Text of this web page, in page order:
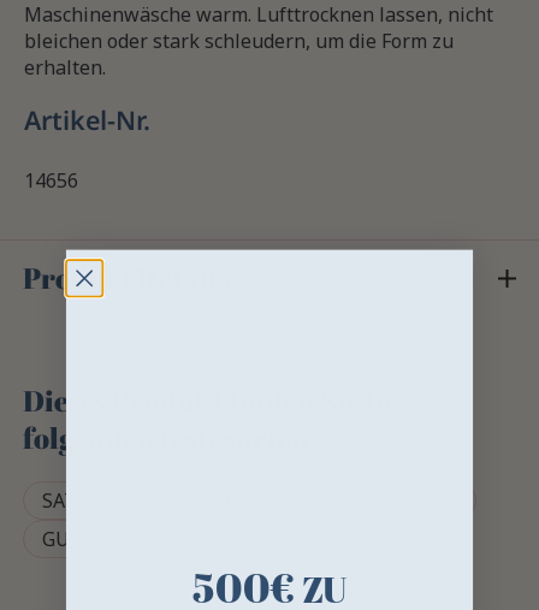
Maschinenwäsche warm. Lufttrocknen lassen, nicht
bleichen oder stark schleudern, um die Form zu
erhalten.
Artikel-Nr.
14656
Product Details
Dieses Produkt finden Sie in
folgenden Kategorien
SATTEL UND ZUBEHÖR
GURTENSCHONER
500€ ZU